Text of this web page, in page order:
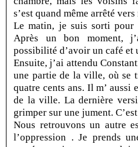
s’est quand même arrêté
Le matin, je suis sorti
Après un bon moment,
possibilité d’avoir un café et
Ensuite, j’ai attendu
une partie de la ville, où se
quatre cents ans. Il m’
de la ville. La dernière
grimper sur une jument.
Nous retrouvons un autre
l’oppression . Je prends